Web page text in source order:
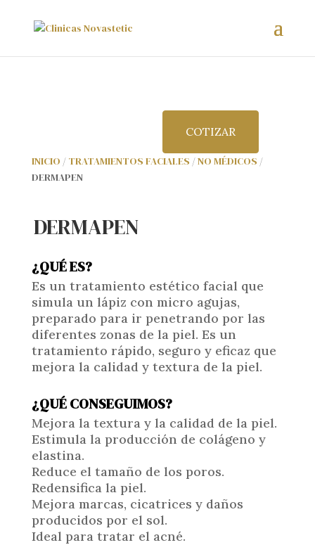
COTIZAR
INICIO / TRATAMIENTOS FACIALES /NO MÉDICOS /
DERMAPEN
DERMAPEN
¿QUÉ ES?
Es un tratamiento estético facial que
simula un lápiz con micro agujas,
preparado para ir penetrando por las
diferentes zonas de la piel. Es un
tratamiento rápido, seguro y eficaz que
mejora la calidad y textura de la piel.
¿QUÉ CONSEGUIMOS?
Mejora la textura y la calidad de la piel.
Estimula la producción de colágeno y
elastina.
Reduce el tamaño de los poros.
Redensifica la piel.
Mejora marcas, cicatrices y daños
producidos por el sol.
Ideal para tratar el acné.